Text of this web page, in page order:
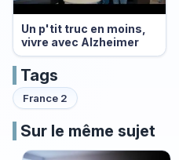
Un p'tit truc en moins,
vivre avec Alzheimer
Tags
France 2
Sur le même sujet